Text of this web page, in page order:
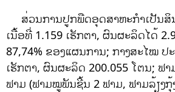
ສ່ວນການປູກພືດອຸດສາຫະກຳເປັນສິ
ເນື້ອທີ່ 1.159 ເຮັກຕາ, ຜົນຜະລິດໄດ້
87,74% ຂອງແຜນການ; ກາງສະໄໝ ປ
ເຮັກຕາ, ຜົນຜະລິດ 200.055 ໂຕນ; ຟ
ຟາມ (ຟາມໝູພັນຊີ້ນ 2 ຟາມ, ຟາມລ້ຽງ